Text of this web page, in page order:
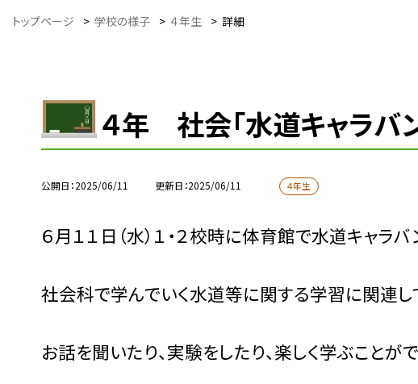
トップページ > 学校の様子 > ４年生 > 詳細
４年 社会「水道キャラバ
公開日 2025/06/11 更新日 2025/06/11 ４年生
６月１１日（水）１・２校時に体育館で水道キャラ
社会科で学んでいく水道等に関する学習に関連し
お話を聞いたり、実験をしたり、楽しく学ぶことがで